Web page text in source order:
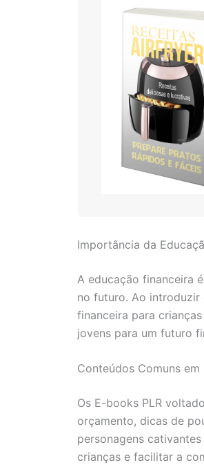
Importância da
A educação financeira
no futuro. Ao introduzir
financeira para
jovens para um futuro
Conteúdos Comuns
Os E-books PLR
orçamento, dicas de
personagens
crianças e facilitar a